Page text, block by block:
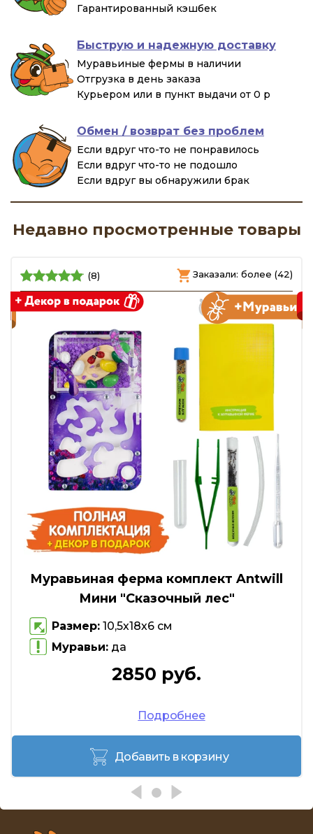
Гарантированный кэшбек
Быструю и надежную доставку
Муравьиные фермы в наличии
Отгрузка в день заказа
Курьером или в пункт выдачи от 0 р
Обмен / возврат без проблем
Если вдруг что-то не понравилось
Если вдруг что-то не подошло
Если вдруг вы обнаружили брак
Недавно просмотренные товары
(8) Заказали: более (42)
Муравьиная ферма комплект Antwill
Мини "Сказочный лес"
Размер: 10,5х18х6 см
Муравьи: да
2850 руб.
Подробнее
Добавить в корзину